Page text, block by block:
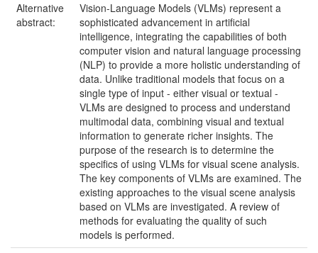
Alternative
abstract:
Vision-Language Models (VLMs) represent a
sophisticated advancement in artificial
intelligence, integrating the capabilities of both
computer vision and natural language processing
(NLP) to provide a more holistic understanding of
data. Unlike traditional models that focus on a
single type of input - either visual or textual -
VLMs are designed to process and understand
multimodal data, combining visual and textual
information to generate richer insights. The
purpose of the research is to determine the
specifics of using VLMs for visual scene analysis.
The key components of VLMs are examined. The
existing approaches to the visual scene analysis
based on VLMs are investigated. A review of
methods for evaluating the quality of such
models is performed.